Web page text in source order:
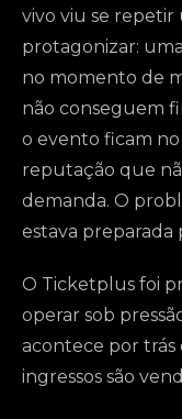
vivo viu se
protagonizar:
no momento de
não conseguem
o evento ficam
reputação que
demanda. O
estava preparada
O Ticketplus foi
operar sob
acontece por
ingressos são